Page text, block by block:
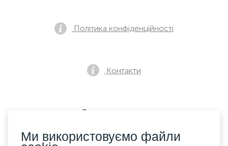
Політика конфіденційності
Контакти
Як купити квиток
Ми використовуємо файли